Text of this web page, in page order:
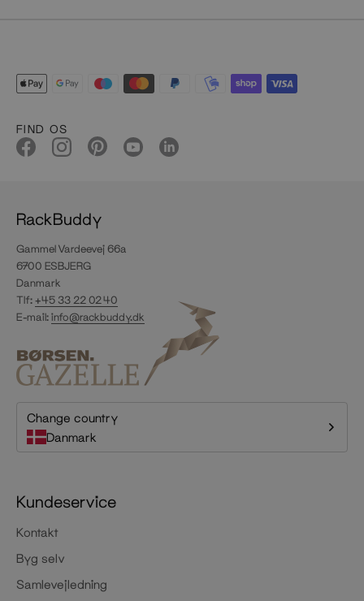
FIND OS
RackBuddy
Gammel Vardeevej 66a
6700 ESBJERG
Danmark
Tlf:+45 33 22 02 40
E-mail:info@rackbuddy.dk
Change country
Danmark
Kundeservice
Kontakt
Byg selv
Samlevejledning